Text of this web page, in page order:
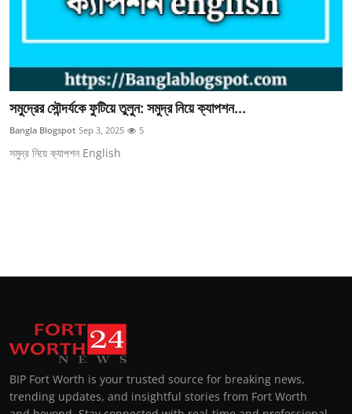
Support Number
সমুদ্রের সৌন্দর্যকে ফুটিয়ে তুলুন: সমুদ্র নিয়ে ক্যাপশন...
Bangla Blogspot Sep 3, 2025 5
সমুদ্র নিয়ে ক্যাপশন English
BIP Fort Worth is your trusted source for breaking news,
trending updates, and insightful stories from Fort Worth